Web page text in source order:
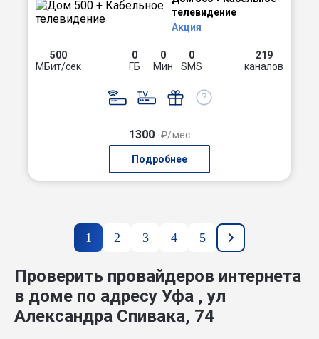
телевидение
Акция
500
МБит/сек
0
ГБ
0
Мин
0
SMS
219
каналов
1300 ₽/мес
Подробнее
1 2 3 4 5
Проверить провайдеров интернета
в доме по адресу Уфа , ул
Александра Спивака, 74